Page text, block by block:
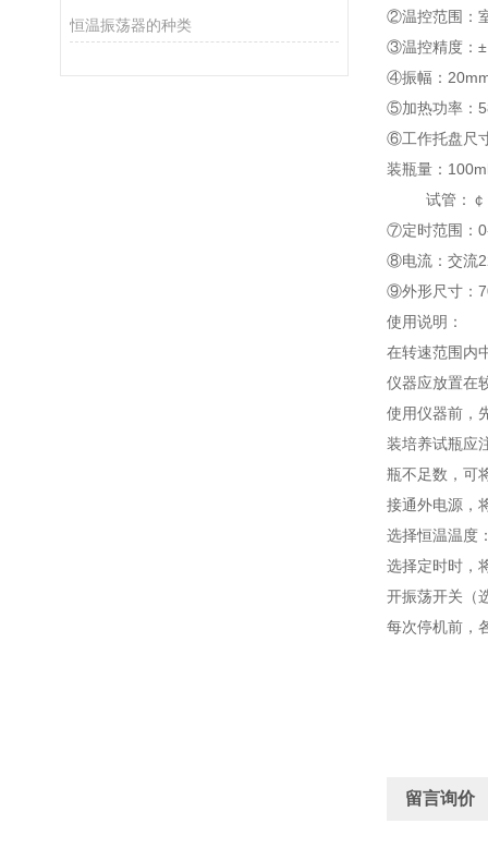
恒温振荡器的种类
②温控范围：
③温控精度：
④振幅：
⑤加热功率：
⑥工作托盘尺
装瓶量：
试管：￠
⑦定时范围：
⑧电流：交流
⑨外形尺寸：
使用说明：
在转速范围内
仪器应放置在
使用仪器前，
装培养试瓶应
瓶不足数，可
接通外电源，
选择恒温温度
选择定时时，
开振荡开关（
每次停机前，
留言询价